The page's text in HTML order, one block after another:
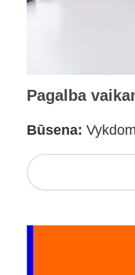
Pagalba
Būsena: